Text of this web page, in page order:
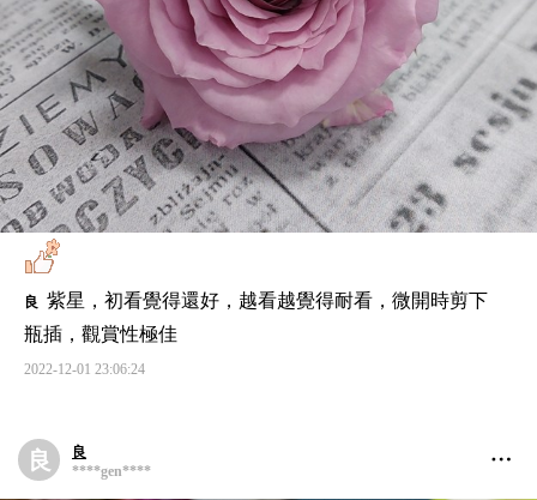
良 紫星，初看覺得還好，越看越覺得耐看，微開時剪下
瓶插，觀賞性極佳
2022-12-01 23:06:24
良
良
****gen****